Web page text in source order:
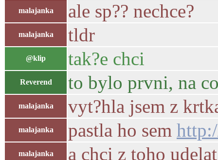
malajanka ale sp?? nechce?
malajanka tldr
@klip tak?e chci
Reverend to bylo prvni, na
malajanka vyt?hla jsem z
malajanka pastla ho sem
malajanka a chci z toho